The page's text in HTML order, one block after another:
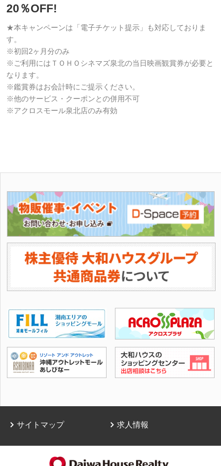
20％OFF!
★本キャンペーンは「電子チケット提示」も対応しておりま
す。
※初回2ヶ月分のみ
※ご利用にはＴＯＨＯシネマズ泉北の当日映画観賞券が必要と
なります。
※鑑賞券はお会計時にご提示ください。
※他のサービス・クーポンとの併用不可
※アクロスモール泉北店のみ有効
サイトマップ 求人情報